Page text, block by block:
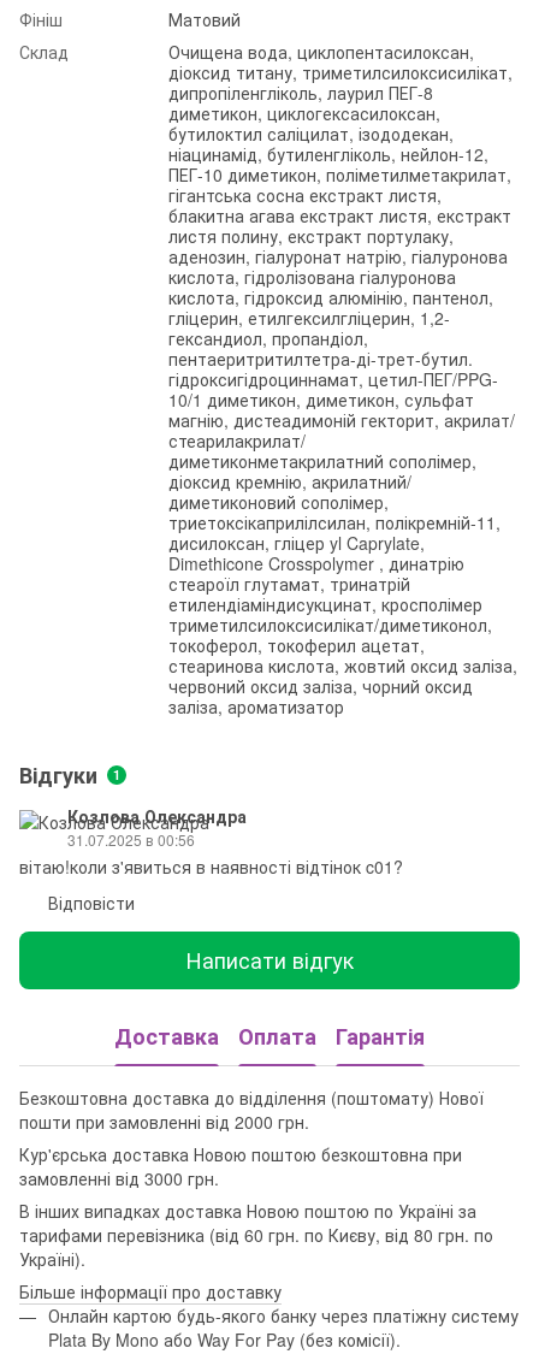
Фініш
Матовий
Склад
Очищена вода, циклопентасилоксан,
діоксид титану, триметилсилоксисилікат,
дипропіленгліколь, лаурил ПЕГ-8
диметикон, циклогексасилоксан,
бутилоктил саліцилат, ізододекан,
ніацинамід, бутиленгліколь, нейлон-12,
ПЕГ-10 диметикон, поліметилметакрилат,
гігантська сосна екстракт листя,
блакитна агава екстракт листя, екстракт
листя полину, екстракт портулаку,
аденозин, гіалуронат натрію, гіалуронова
кислота, гідролізована гіалуронова
кислота, гідроксид алюмінію, пантенол,
гліцерин, етилгексилгліцерин, 1,2-
гександиол, пропандіол,
пентаеритритилтетра-ді-трет-бутил.
гідроксигідроциннамат, цетил-ПЕГ/PPG-
10/1 диметикон, диметикон, сульфат
магнію, дистеадимоній гекторит, акрилат/
стеарилакрилат/
диметиконметакрилатний сополімер,
діоксид кремнію, акрилатний/
диметиконовий сополімер,
триетоксікаприлілсилан, полікремній-11,
дисилоксан, гліцер yl Caprylate,
Dimethicone Crosspolymer , динатрію
стеароїл глутамат, тринатрій
етилендіаміндисукцинат, кросполімер
триметилсилоксисилікат/диметиконол,
токоферол, токоферил ацетат,
стеаринова кислота, жовтий оксид заліза,
червоний оксид заліза, чорний оксид
заліза, ароматизатор
Відгуки 1
Козлова Олександра
31.07.2025 в 00:56
вітаю!коли з'явиться в наявності відтінок c01?
Відповісти
Написати відгук
Доставка Оплата Гарантія
Безкоштовна доставка до відділення (поштомату) Нової
пошти при замовленні від 2000 грн.
Кур'єрська доставка Новою поштою безкоштовна при
замовленні від 3000 грн.
В інших випадках доставка Новою поштою по Україні за
тарифами перевізника (від 60 грн. по Києву, від 80 грн. по
Україні).
Більше інформації про доставку
Онлайн картою будь-якого банку через платіжну систему
Plata By Mono або Way For Pay (без комісії).